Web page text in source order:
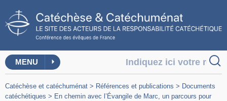
MENU
Catéchèse et catéchuménat > Références et publications > Documents
catéchétiques > En chemin avec l’Évangile de Marc, un parcours pour